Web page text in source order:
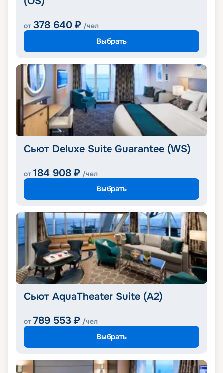
от 378 640 ₽ /чел
Выбрать
Сьют Deluxe Suite Guarantee (WS)
от 184 908 ₽ /чел
Выбрать
Сьют AquaTheater Suite (A2)
от 789 553 ₽ /чел
Выбрать